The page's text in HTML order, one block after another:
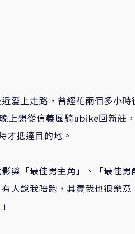
愛上走路，曾經花兩個多小時
上想從信義區騎ubike回新莊
才抵達目的地。
獎「最佳男主角」、「最佳男
人說我陪跑，其實我也很樂意